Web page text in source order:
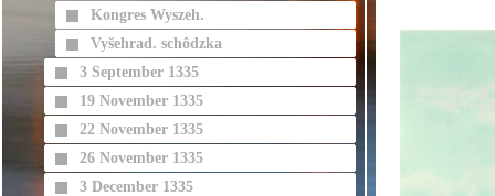
Kongres Wyszeh.
Vyšehrad. schôdzka
3 September 1335
19 November 1335
22 November 1335
26 November 1335
3 December 1335